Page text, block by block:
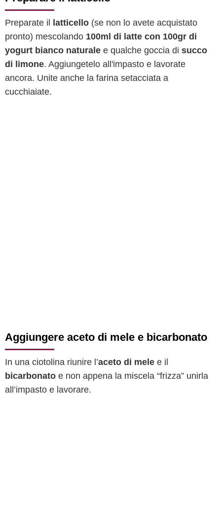
Preparate il latticello (se non lo avete acquistato
pronto) mescolando 100ml di latte con 100gr di
yogurt bianco naturale e qualche goccia di succo
di limone. Aggiungetelo all'impasto e lavorate
ancora. Unite anche la farina setacciata a
cucchiaiate.
Aggiungere aceto di mele e bicarbonato
In una ciotolina riunire l’aceto di mele e il
bicarbonato e non appena la miscela “frizza” unirla
all’impasto e lavorare.